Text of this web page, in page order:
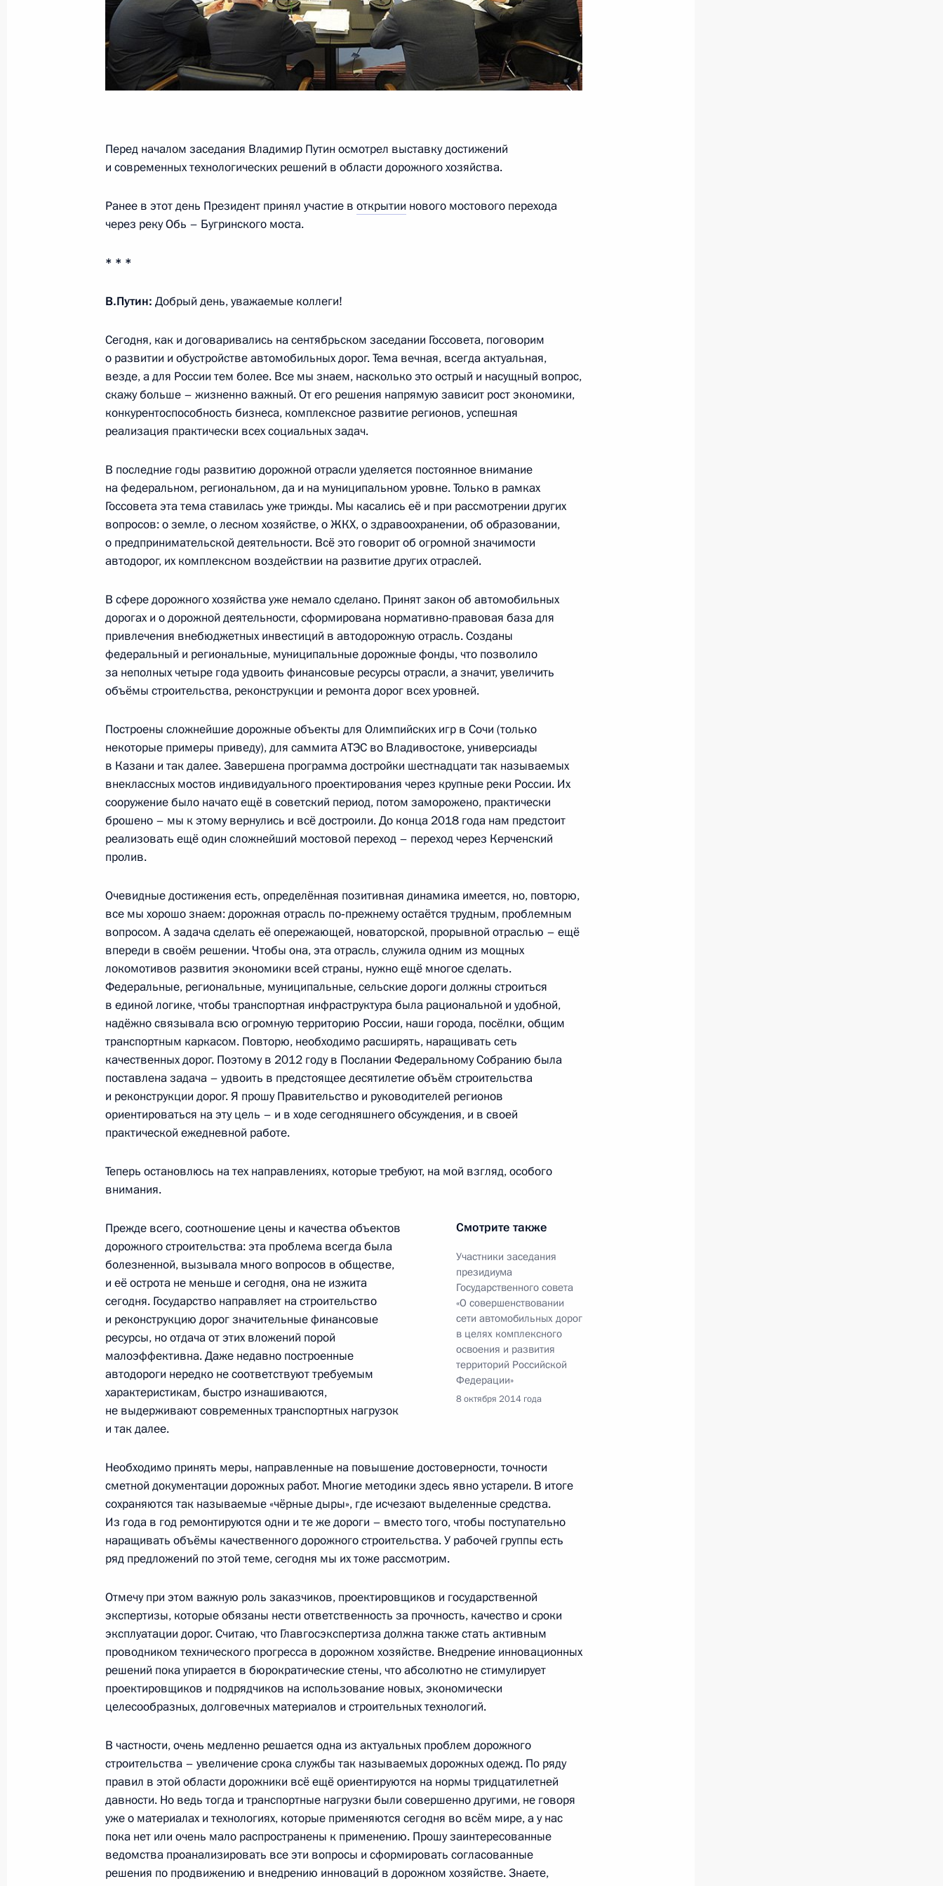
25 ноября 2016 года, 14:45
Заседание Совета по науке и образованию
Совещание с членами Правительства
7 сентября 2016 года, 14:15
Указ о мерах по реализации государственной научно-
22 июля 2016 года, 14:00
Совещание с членами Правительства
20 апреля 2016 года, 15:40
2 марта 2016 года, 16:10
Совещание с членами Правительства
Встреча с представителями фермерских хозяйств
24 сентября 2015 года, 15:00
Совещание с членами Правительства
26 августа 2015 года, 19:40
Заседание Совета по развитию физической культуры и спорта
2 июня 2015 года, 15:20
Совещание с членами Правительства
20 мая 2015 года, 15:45
Совещание с членами Правительства
29 апреля 2015 года, 15:00
Перечень поручений по вопросам стабилизации работы
«Россельхозбанка»
28 апреля 2015 года, 12:15
Совещание с членами Правительства
Совещание с членами Правительства
4 февраля 2015 года, 16:20
Президиум Госсовета по вопросам совершенствования сети
автодорог
8 октября 2014 года, 16:50
Совещание с членами Правительства
27 августа 2014 года, 20:00
Заседание Комиссии по вопросам стратегии развития ТЭК
4 июня 2014 года, 21:10
Совещание с членами Правительства
26 марта 2014 года, 17:00
Совместное заседание Госсовета и Комиссии по мониторингу
достижения целевых показателей развития страны
23 декабря 2013 года, 16:00
Заседание Комиссии по вопросам стратегии развития ТЭК
и экологической безопасности
Перед началом заседания Владимир Путин осмотрел выставку достижений
и современных технологических решений в области дорожного хозяйства.
Ранее в этот день Президент принял участие в открытии нового мостового перехода
через реку Обь – Бугринского моста.
* * *
В.Путин: Добрый день, уважаемые коллеги!
Сегодня, как и договаривались на сентябрьском заседании Госсовета, поговорим
о развитии и обустройстве автомобильных дорог. Тема вечная, всегда актуальная,
везде, а для России тем более. Все мы знаем, насколько это острый и насущный вопрос,
скажу больше – жизненно важный. От его решения напрямую зависит рост экономики,
конкурентоспособность бизнеса, комплексное развитие регионов, успешная
реализация практически всех социальных задач.
В последние годы развитию дорожной отрасли уделяется постоянное внимание
на федеральном, региональном, да и на муниципальном уровне. Только в рамках
Госсовета эта тема ставилась уже трижды. Мы касались её и при рассмотрении других
вопросов: о земле, о лесном хозяйстве, о ЖКХ, о здравоохранении, об образовании,
о предпринимательской деятельности. Всё это говорит об огромной значимости
автодорог, их комплексном воздействии на развитие других отраслей.
В сфере дорожного хозяйства уже немало сделано. Принят закон об автомобильных
дорогах и о дорожной деятельности, сформирована нормативно-правовая база для
привлечения внебюджетных инвестиций в автодорожную отрасль. Созданы
федеральный и региональные, муниципальные дорожные фонды, что позволило
за неполных четыре года удвоить финансовые ресурсы отрасли, а значит, увеличить
объёмы строительства, реконструкции и ремонта дорог всех уровней.
Построены сложнейшие дорожные объекты для Олимпийских игр в Сочи (только
некоторые примеры приведу), для саммита АТЭС во Владивостоке, универсиады
в Казани и так далее. Завершена программа достройки шестнадцати так называемых
внеклассных мостов индивидуального проектирования через крупные реки России. Их
сооружение было начато ещё в советский период, потом заморожено, практически
брошено – мы к этому вернулись и всё достроили. До конца 2018 года нам предстоит
реализовать ещё один сложнейший мостовой переход – переход через Керченский
пролив.
Очевидные достижения есть, определённая позитивная динамика имеется, но, повторю,
все мы хорошо знаем: дорожная отрасль по‑прежнему остаётся трудным, проблемным
вопросом. А задача сделать её опережающей, новаторской, прорывной отраслью – ещё
впереди в своём решении. Чтобы она, эта отрасль, служила одним из мощных
локомотивов развития экономики всей страны, нужно ещё многое сделать.
Федеральные, региональные, муниципальные, сельские дороги должны строиться
в единой логике, чтобы транспортная инфраструктура была рациональной и удобной,
надёжно связывала всю огромную территорию России, наши города, посёлки, общим
транспортным каркасом. Повторю, необходимо расширять, наращивать сеть
качественных дорог. Поэтому в 2012 году в Послании Федеральному Собранию была
поставлена задача – удвоить в предстоящее десятилетие объём строительства
и реконструкции дорог. Я прошу Правительство и руководителей регионов
ориентироваться на эту цель – и в ходе сегодняшнего обсуждения, и в своей
практической ежедневной работе.
Теперь остановлюсь на тех направлениях, которые требуют, на мой взгляд, особого
внимания.
Смотрите также
Участники заседания
президиума
Государственного совета
«О совершенствовании
сети автомобильных дорог
в целях комплексного
освоения и развития
территорий Российской
Федерации»
8 октября 2014 года
Прежде всего, соотношение цены и качества объектов
дорожного строительства: эта проблема всегда была
болезненной, вызывала много вопросов в обществе,
и её острота не меньше и сегодня, она не изжита
сегодня. Государство направляет на строительство
и реконструкцию дорог значительные финансовые
ресурсы, но отдача от этих вложений порой
малоэффективна. Даже недавно построенные
автодороги нередко не соответствуют требуемым
характеристикам, быстро изнашиваются,
не выдерживают современных транспортных нагрузок
и так далее.
Необходимо принять меры, направленные на повышение достоверности, точности
сметной документации дорожных работ. Многие методики здесь явно устарели. В итоге
сохраняются так называемые «чёрные дыры», где исчезают выделенные средства.
Из года в год ремонтируются одни и те же дороги – вместо того, чтобы поступательно
наращивать объёмы качественного дорожного строительства. У рабочей группы есть
ряд предложений по этой теме, сегодня мы их тоже рассмотрим.
Отмечу при этом важную роль заказчиков, проектировщиков и государственной
экспертизы, которые обязаны нести ответственность за прочность, качество и сроки
эксплуатации дорог. Считаю, что Главгосэкспертиза должна также стать активным
проводником технического прогресса в дорожном хозяйстве. Внедрение инновационных
решений пока упирается в бюрократические стены, что абсолютно не стимулирует
проектировщиков и подрядчиков на использование новых, экономически
целесообразных, долговечных материалов и строительных технологий.
В частности, очень медленно решается одна из актуальных проблем дорожного
строительства – увеличение срока службы так называемых дорожных одежд. По ряду
правил в этой области дорожники всё ещё ориентируются на нормы тридцатилетней
давности. Но ведь тогда и транспортные нагрузки были совершенно другими, не говоря
уже о материалах и технологиях, которые применяются сегодня во всём мире, а у нас
пока нет или очень мало распространены к применению. Прошу заинтересованные
ведомства проанализировать все эти вопросы и сформировать согласованные
решения по продвижению и внедрению инноваций в дорожном хозяйстве. Знаете,